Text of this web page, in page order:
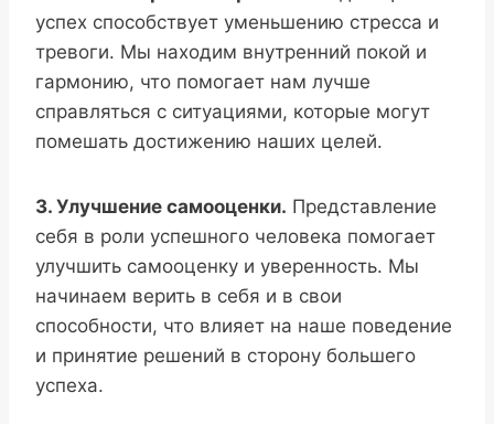
успех способствует уменьшению стресса и
тревоги. Мы находим внутренний покой и
гармонию, что помогает нам лучше
справляться с ситуациями, которые могут
помешать достижению наших целей.
3. Улучшение самооценки. Представление
себя в роли успешного человека помогает
улучшить самооценку и уверенность. Мы
начинаем верить в себя и в свои
способности, что влияет на наше поведение
и принятие решений в сторону большего
успеха.